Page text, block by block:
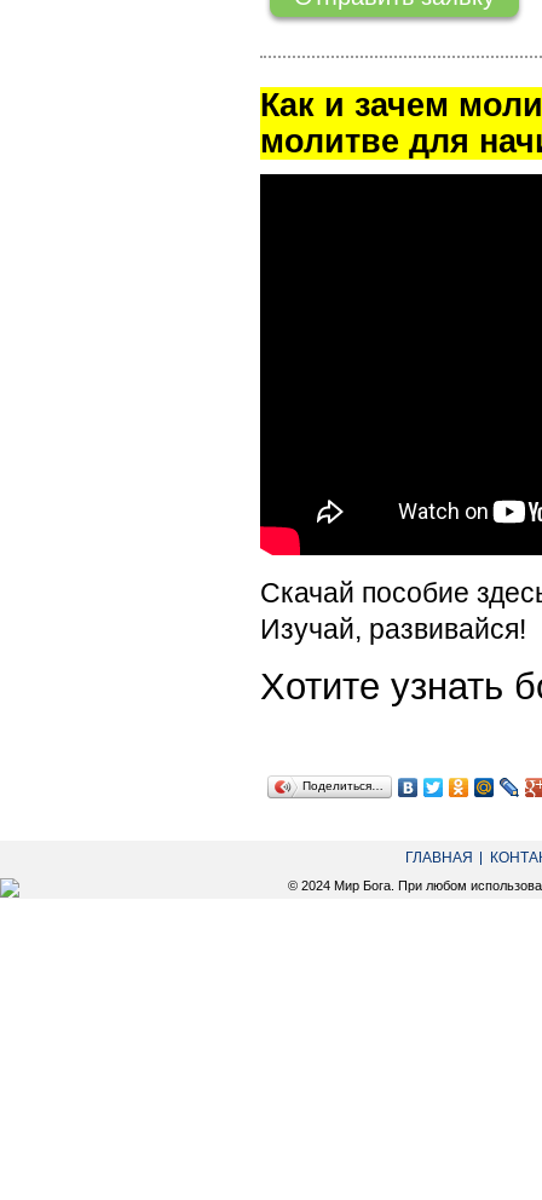
Как и зачем
молитве для
Скачай пособие
Изучай, развивайся!
Хотите
Поделиться…
ГЛАВНАЯ
© 2024 Мир Бога. При любом